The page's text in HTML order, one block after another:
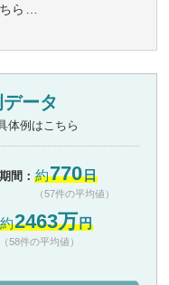
ら…
ータ
体例はこちら
間： 約770日
（57件の平均値）
約2463万円
（58件の平均値）